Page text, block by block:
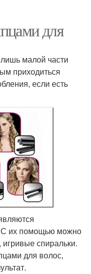
для
малой части
приходиться
если есть
С их помощью можно
игривые спиральки.
для волос,